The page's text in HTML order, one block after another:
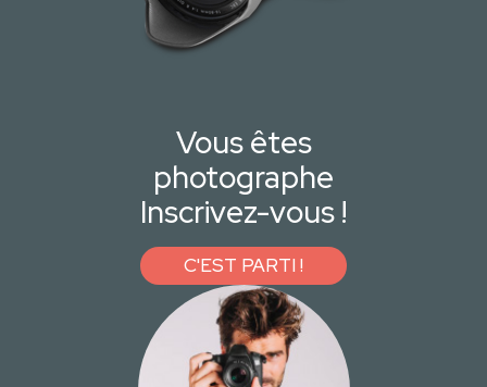
Vous êtes
photographe
Inscrivez-vous !
C'EST PARTI !